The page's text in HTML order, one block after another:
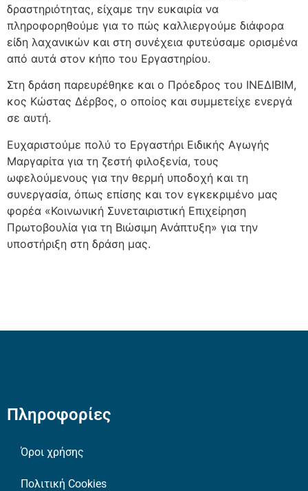
δραστηριότητας, είχαμε την ευκαιρία να
πληροφορηθούμε για το πώς καλλιεργούμε διάφορα
είδη λαχανικών και στη συνέχεια φυτεύσαμε ορισμένα
από αυτά στον κήπο του Εργαστηρίου.
Στη δράση παρευρέθηκε και ο Πρόεδρος του ΙΝΕΔΙΒΙΜ,
κος Κώστας Δέρβος, ο οποίος και συμμετείχε ενεργά
σε αυτή.
Ευχαριστούμε πολύ το Εργαστήρι Ειδικής Αγωγής
Μαργαρίτα για τη ζεστή φιλοξενία, τους
ωφελούμενους για την θερμή υποδοχή και τη
συνεργασία, όπως επίσης και τον εγκεκριμένο μας
φορέα «Κοινωνική Συνεταιριστική Επιχείρηση
Πρωτοβουλία για τη Βιώσιμη Ανάπτυξη» για την
υποστήριξη στη δράση μας.
Πληροφορίες
Όροι χρήσης
Πολιτική Cookies